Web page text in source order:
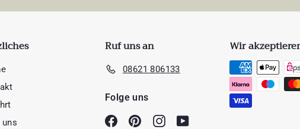
uns
Ruf uns an
08621 806133
Folge uns
FacebookPinterestInstagramYouTube
Wir